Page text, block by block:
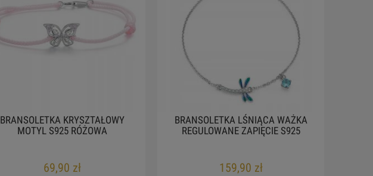
BRANSOLETKA KRYSZTAŁOWY
MOTYL S925 RÓŻOWA
69,90 zł
BRANSOLETKA LŚNIĄCA WAŻKA
REGULOWANE ZAPIĘCIE S925
159,90 zł